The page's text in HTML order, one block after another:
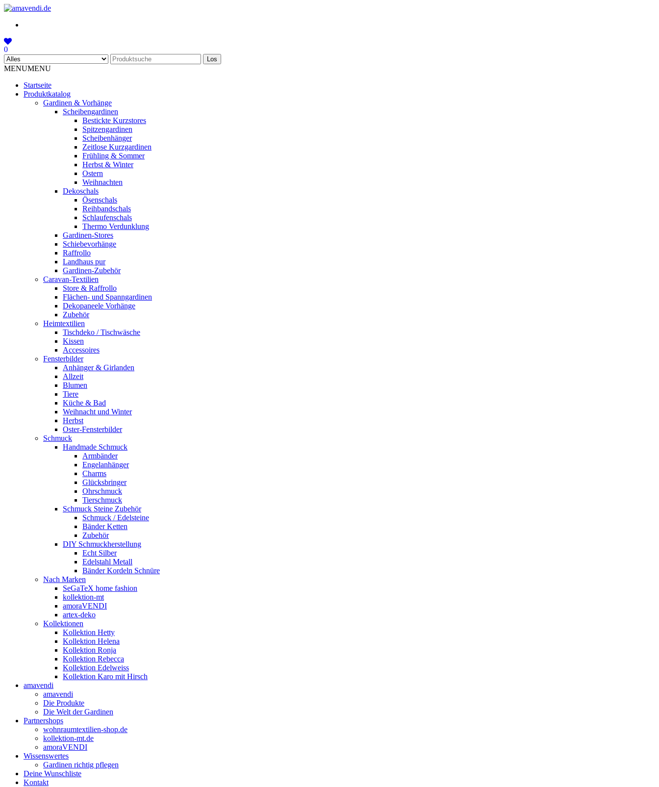
Skip
0
Los
MENUMENU
Startseite
Produktkatalog
Gardinen & Vorhänge
Scheibengardinen
Bestickte Kurzstores
Spitzengardinen
Scheibenhänger
Zeitlose Kurzgardinen
Frühling & Sommer
Herbst & Winter
Ostern
Weihnachten
Dekoschals
Ösenschals
Reihbandschals
Schlaufenschals
Thermo Verdunklung
Gardinen-Stores
Schiebevorhänge
Raffrollo
Landhaus pur
Gardinen-Zubehör
Caravan-Textilien
Store & Raffrollo
Flächen- und Spanngardinen
Dekopaneele Vorhänge
Zubehör
Heimtextilien
Tischdeko / Tischwäsche
Kissen
Accessoires
Fensterbilder
Anhänger & Girlanden
Allzeit
Blumen
Tiere
Küche & Bad
Weihnacht und Winter
Herbst
Oster-Fensterbilder
Schmuck
Handmade Schmuck
Armbänder
Engelanhänger
Charms
Glücksbringer
Ohrschmuck
Tierschmuck
Schmuck Steine Zubehör
Schmuck / Edelsteine
Bänder Ketten
Zubehör
DIY Schmuckherstellung
Echt Silber
Edelstahl Metall
Bänder Kordeln Schnüre
Nach Marken
SeGaTeX home fashion
kollektion-mt
amoraVENDI
artex-deko
Kollektionen
Kollektion Hetty
Kollektion Helena
Kollektion Ronja
Kollektion Rebecca
Kollektion Edelweiss
Kollektion Karo mit Hirsch
amavendi
amavendi
Die Produkte
Die Welt der Gardinen
Partnershops
wohnraumtextilien-shop.de
kollektion-mt.de
amoraVENDI
Wissenswertes
Gardinen richtig pflegen
Deine Wunschliste
Kontakt